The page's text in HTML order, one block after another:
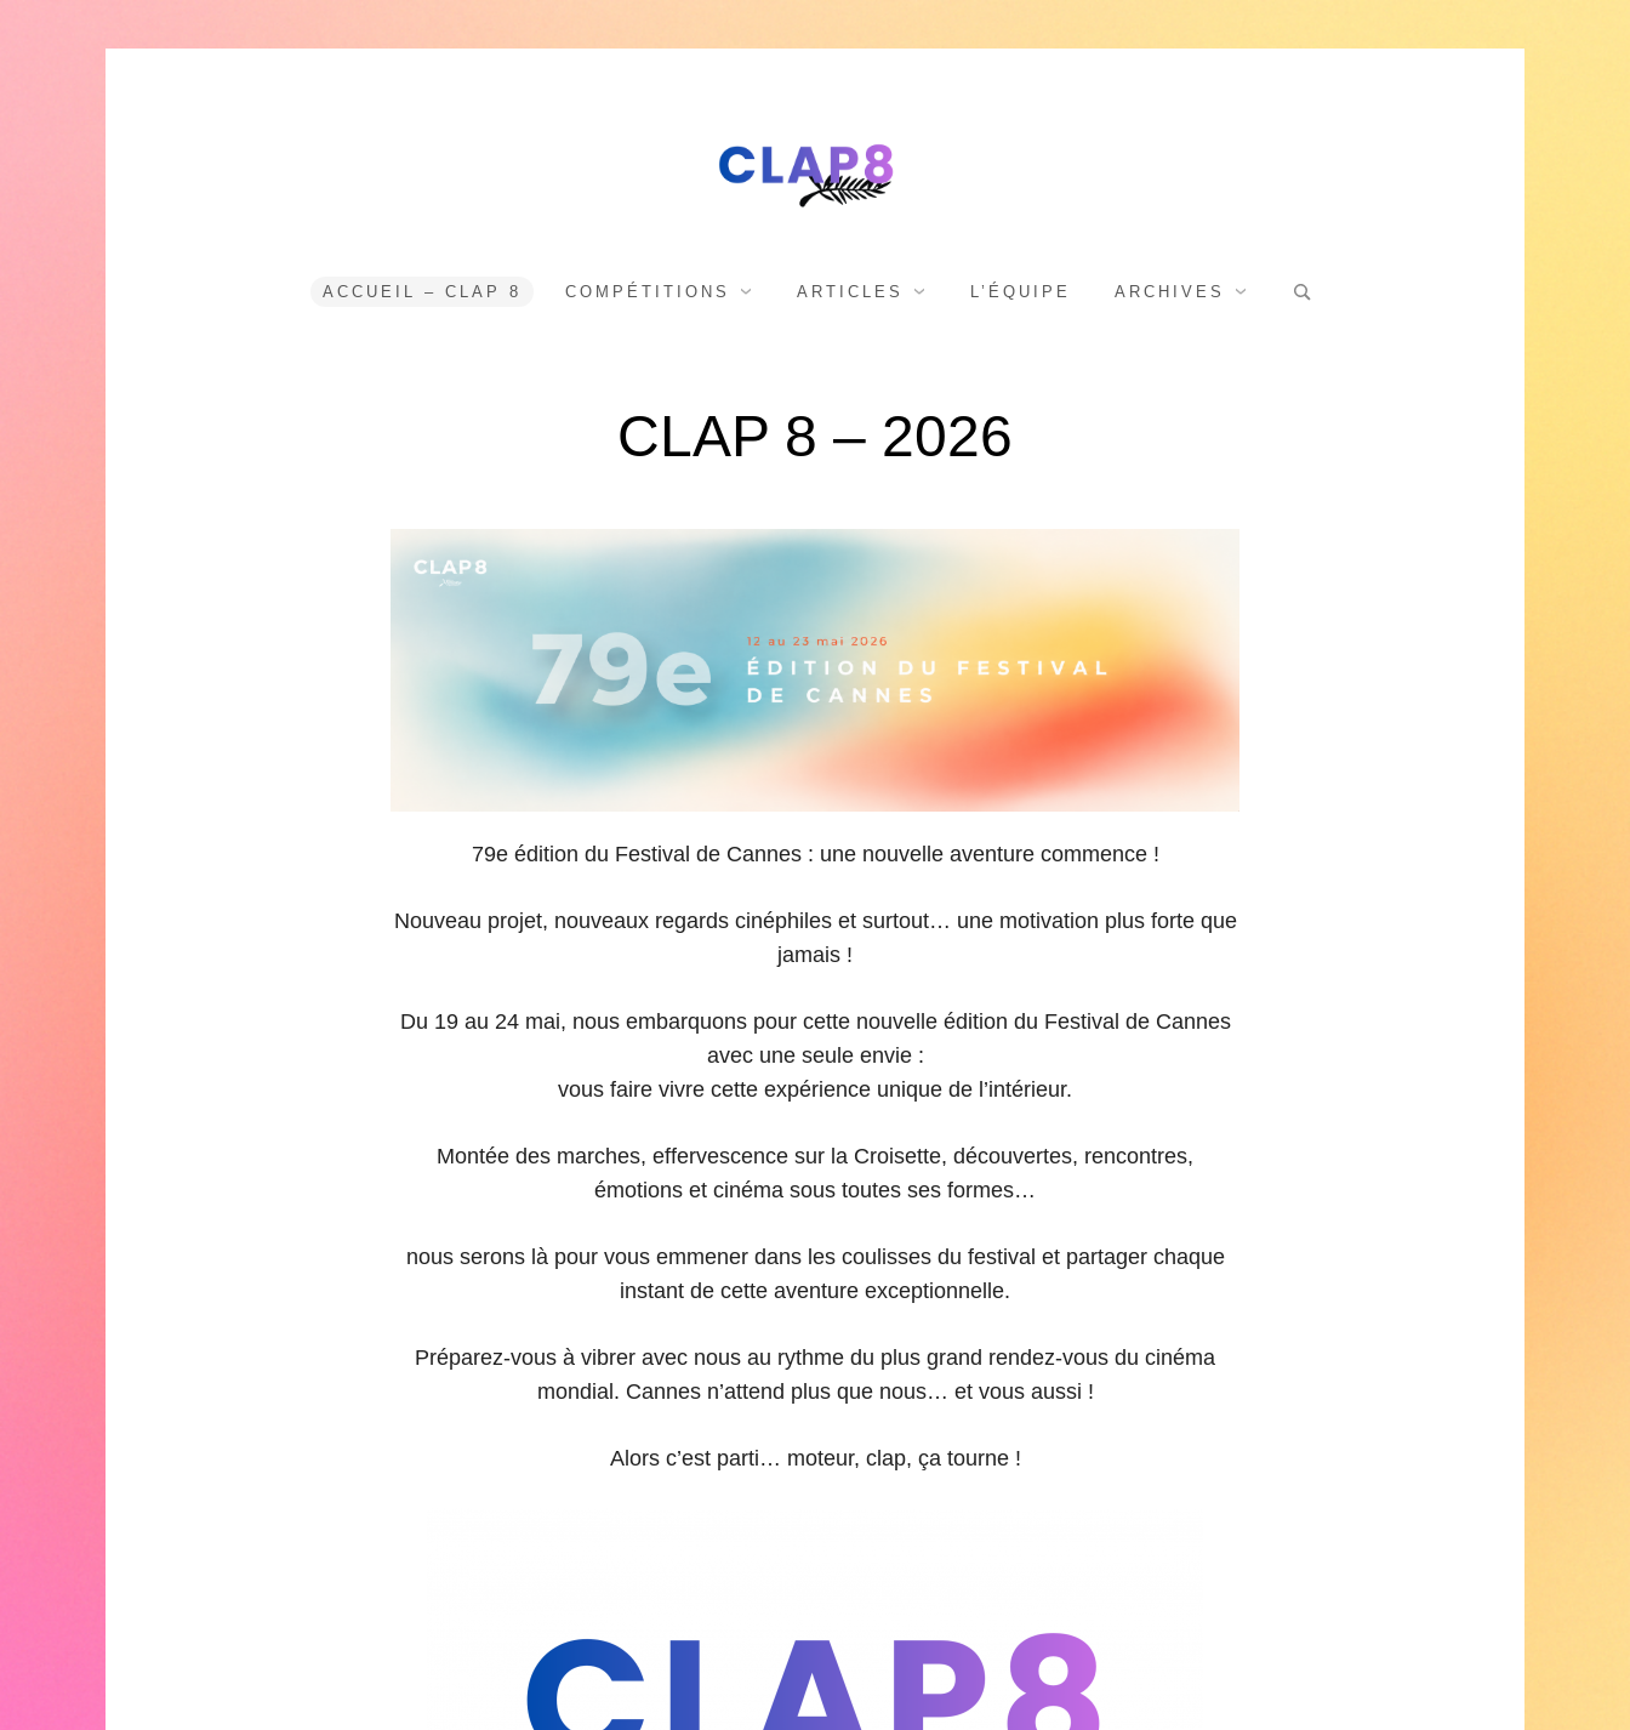
L
A
P
8
v
l
e
C
a
n
e
ACCUEIL – CLAP 8 COMPÉTITIONS ARTICLES L’ÉQUIPE ARCHIVES
Search
CLAP 8 – 2026
79e édition du Festival de Cannes : une nouvelle aventure commence !
Nouveau projet, nouveaux regards cinéphiles et surtout… une motivation plus forte que
jamais !
Du 19 au 24 mai, nous embarquons pour cette nouvelle édition du Festival de Cannes
avec une seule envie :
vous faire vivre cette expérience unique de l’intérieur.
Montée des marches, effervescence sur la Croisette, découvertes, rencontres,
émotions et cinéma sous toutes ses formes…
nous serons là pour vous emmener dans les coulisses du festival et partager chaque
instant de cette aventure exceptionnelle.
Préparez-vous à vibrer avec nous au rythme du plus grand rendez-vous du cinéma
mondial. Cannes n’attend plus que nous… et vous aussi !
Alors c’est parti… moteur, clap, ça tourne !